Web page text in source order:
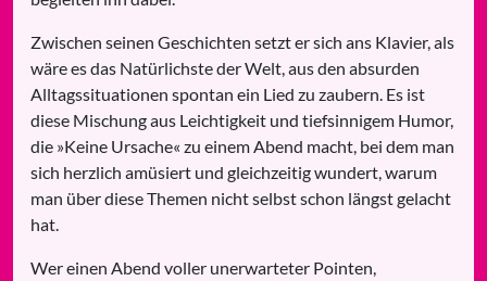
Zwischen seinen Geschichten setzt er sich ans Klavier, als
wäre es das Natürlichste der Welt, aus den absurden
Alltagssituationen spontan ein Lied zu zaubern. Es ist
diese Mischung aus Leichtigkeit und tiefsinnigem Humor,
die »Keine Ursache« zu einem Abend macht, bei dem man
sich herzlich amüsiert und gleichzeitig wundert, warum
man über diese Themen nicht selbst schon längst gelacht
hat.
Wer einen Abend voller unerwarteter Pointen,